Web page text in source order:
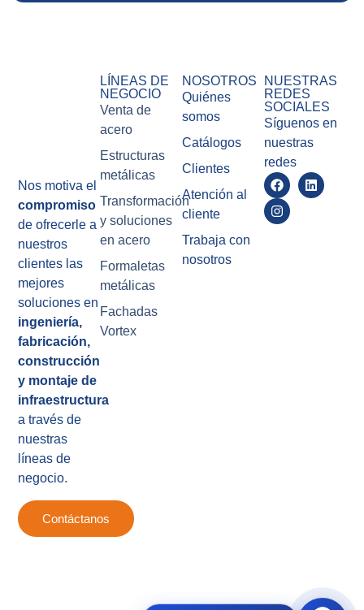
Nos motiva el
compromiso
de ofrecerle a
nuestros
clientes las
mejores
soluciones en
ingeniería,
fabricación,
construcción
y montaje de
infraestructura
a través de
nuestras
líneas de
negocio.
Contáctanos
NOSOTROS
Quiénes
somos
Catálogos
Clientes
Atención al
cliente
Trabaja con
nosotros
LÍNEAS DE
NEGOCIO
Venta de
acero
Estructuras
metálicas
Transformación
y soluciones
en acero
Formaletas
metálicas
Fachadas
Vortex
NUESTRAS
REDES
SOCIALES
Síguenos en
nuestras
redes